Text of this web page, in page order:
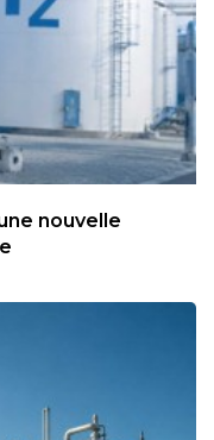
nouvelle